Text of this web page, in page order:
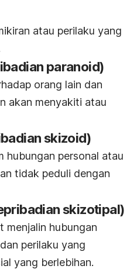
atau perilaku yang
paranoid)
orang lain dan
akan menyakiti atau
skizoid)
personal atau
tidak peduli dengan
skizotipal)
menjalin hubungan
perilaku yang
yang berlebihan.